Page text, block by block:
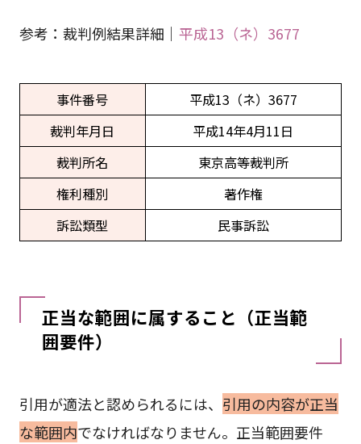
参考：裁判例結果詳細｜ 平成13（ネ）3677
事件番号
平成13（ネ）3677
裁判年月日
平成14年4月11日
裁判所名
東京高等裁判所
権利種別
著作権
訴訟類型
民事訴訟
正当な範囲に属すること（正当範
囲要件）
引用が適法と認められるには、 引用の内容が正当
な範囲内でなければなりません。正当範囲要件